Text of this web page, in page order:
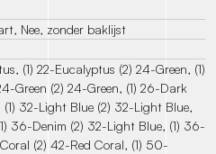
Nee, zonder baklijst
(1) 22-Eucalyptus (2) 24-Green, (1)
Green (2) 24-Green, (1) 26-Dark
32-Light Blue (2) 32-Light Blue,
36-Denim (2) 32-Light Blue, (1) 36-
(2) 42-Red Coral, (1) 50-